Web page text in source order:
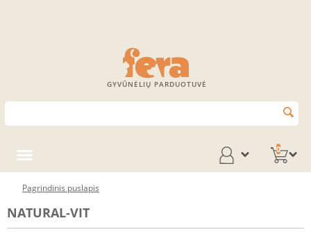
GYVŪNĖLIŲ PARDUOTUVĖ
0
Pagrindinis puslapis
NATURAL-VIT